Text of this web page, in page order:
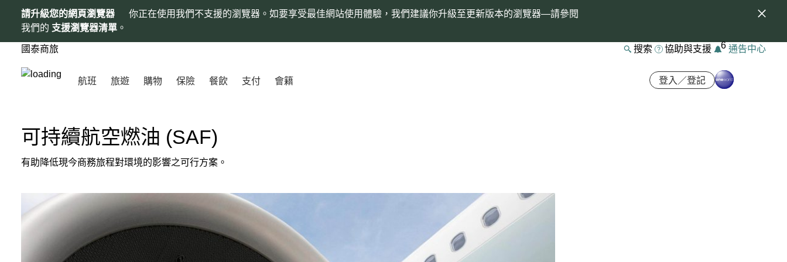
請升級您的網頁瀏覽器
你正在使用我們不支援的瀏覽器。如要享受最佳網站使用體驗，我們建議你升級至更新版本的瀏覽器—請參閱
我們的 支援瀏覽器清單 。
國泰商旅 搜索 協助與支援 6 通告中心
航班 旅遊 購物 保險 餐飲 支付 會籍 登入／登記
可持續航空燃油 (SAF)
有助降低現今商務旅程對環境的影響之可行方案。